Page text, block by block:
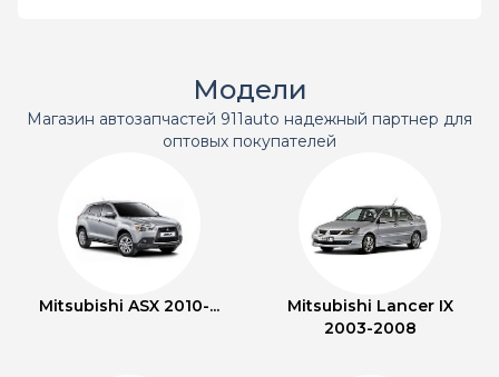
Модели
Магазин автозапчастей 911auto надежный партнер для
оптовых покупателей
Mitsubishi ASX 2010-...
Mitsubishi Lancer IX
2003-2008